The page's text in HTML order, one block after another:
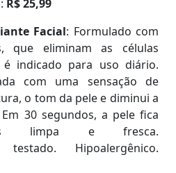
R$ 25,99
Facial: Formulado com
que eliminam as células
indicado para uso diário.
com uma sensação de
o tom da pele e diminui a
30 segundos, a pele fica
limpa e fresca.
testado. Hipoalergênico.